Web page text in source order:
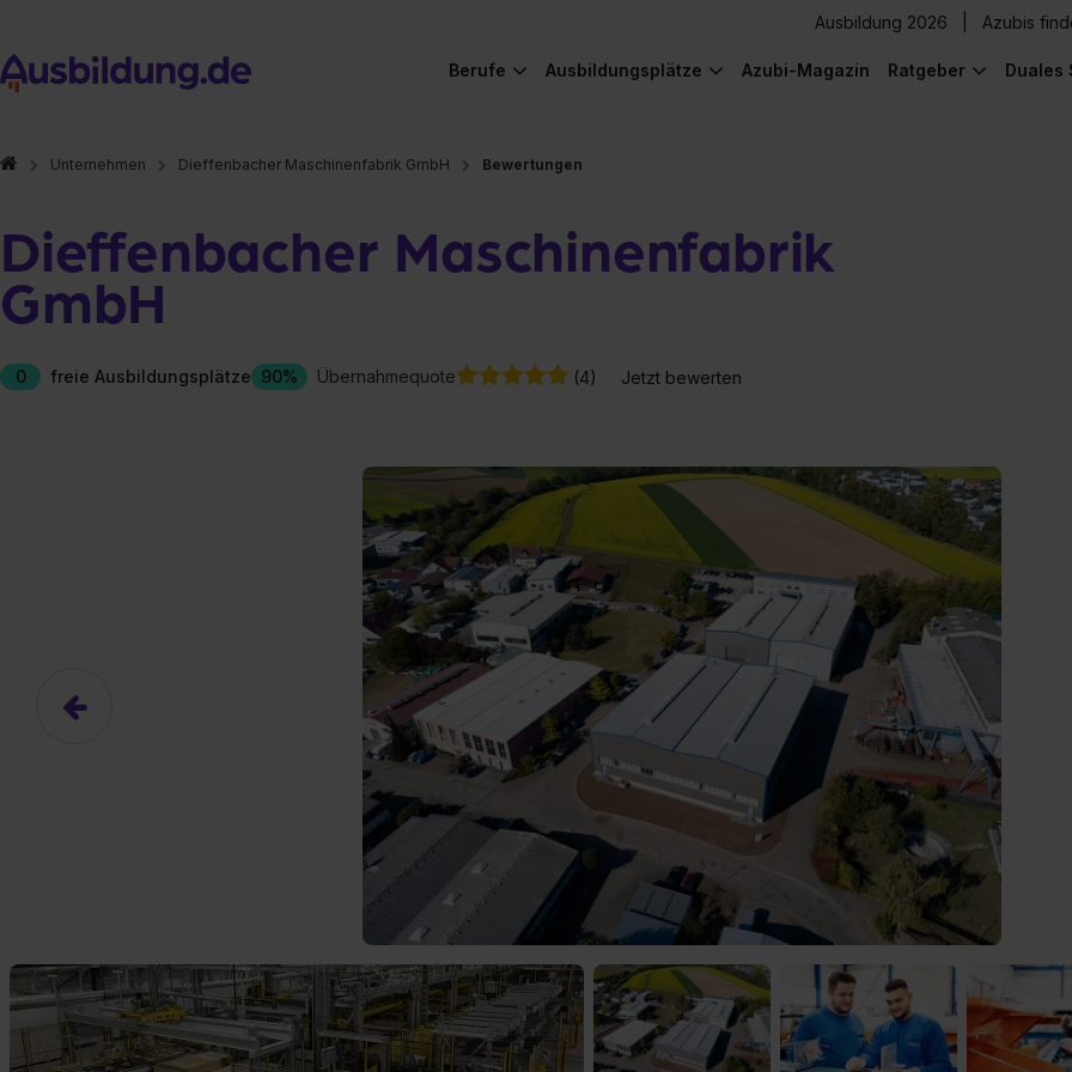
Ausbildung 2026 Azubis
Berufe Ausbildungsplätze Azubi-Magazin Ratgeber Duales
Unternehmen Dieffenbacher Maschinenfabrik GmbH Bewertungen
Dieffenbacher Maschinenfabrik
GmbH
0 freie Ausbildungsplätze 90% Übernahmequote (4) Jetzt bewerten
Hier gibt es (eigentlich) was Cooles zu sehen!
Das hier ist ein Platzhalter für Video-Content von YouTube. Neugierig? Dann schalte die Inhalte jetzt
Ja, ich erlaube die externen Inhalte von YouTube.
Ich bin damit einverstanden, dass mir die externen Inhalte angezeigt werden. Personenbezogene Daten
an Drittplattformen übermittelt werden. Mehr Infos gibt es in der
Datenschutzerklärung